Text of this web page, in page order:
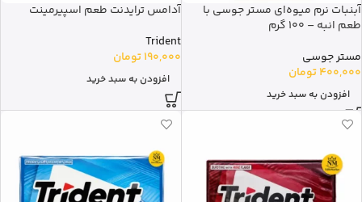
آبنبات نرم میوه‌ای مستر جوسی با
طعم انبه – 100 گرم
مستر جوسی
400,000تومان
افزودن به سبد خرید
آدامس ترایدنت طعم اسپیرمینت
Trident
190,000 تومان
افزودن به سبد خرید